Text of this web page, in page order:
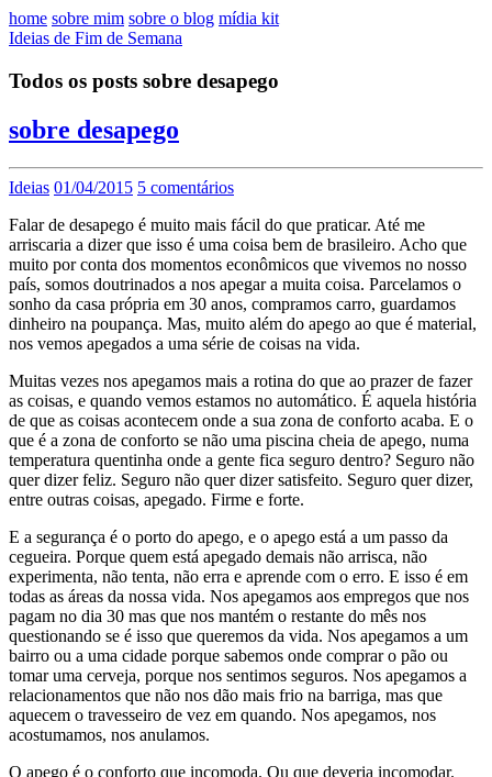
home sobre mim sobre o blog mídia kit
Ideias de Fim de Semana
Todos os posts sobre desapego
sobre desapego
Ideias 01/04/2015 5 comentários
Falar de desapego é muito mais fácil do que praticar. Até me
arriscaria a dizer que isso é uma coisa bem de brasileiro. Acho que
muito por conta dos momentos econômicos que vivemos no nosso
país, somos doutrinados a nos apegar a muita coisa. Parcelamos o
sonho da casa própria em 30 anos, compramos carro, guardamos
dinheiro na poupança. Mas, muito além do apego ao que é material,
nos vemos apegados a uma série de coisas na vida.
Muitas vezes nos apegamos mais a rotina do que ao prazer de fazer
as coisas, e quando vemos estamos no automático. É aquela história
de que as coisas acontecem onde a sua zona de conforto acaba. E o
que é a zona de conforto se não uma piscina cheia de apego, numa
temperatura quentinha onde a gente fica seguro dentro? Seguro não
quer dizer feliz. Seguro não quer dizer satisfeito. Seguro quer dizer,
entre outras coisas, apegado. Firme e forte.
E a segurança é o porto do apego, e o apego está a um passo da
cegueira. Porque quem está apegado demais não arrisca, não
experimenta, não tenta, não erra e aprende com o erro. E isso é em
todas as áreas da nossa vida. Nos apegamos aos empregos que nos
pagam no dia 30 mas que nos mantém o restante do mês nos
questionando se é isso que queremos da vida. Nos apegamos a um
bairro ou a uma cidade porque sabemos onde comprar o pão ou
tomar uma cerveja, porque nos sentimos seguros. Nos apegamos a
relacionamentos que não nos dão mais frio na barriga, mas que
aquecem o travesseiro de vez em quando. Nos apegamos, nos
acostumamos, nos anulamos.
O apego é o conforto que incomoda. Ou que deveria incomodar.